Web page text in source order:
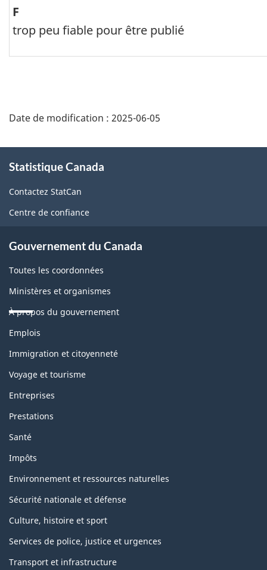
de
rangée)
Pays
/
région
des
(Total,
Canada,
États-
Unis,
calculées
selon
dépenses
en
milliers
de
dollars
(x&1 000)
et
c.v
unités
F
trop peu fiable pour être publié
Date de modification : 2025-06-05
propos
de
ce
Statistique Canada
Contactez StatCan
Centre de confiance
Gouvernement du Canada
Toutes les coordonnées
Ministères et organismes
À propos du gouvernement
Thèmes
sujets
Emplois
Immigration et citoyenneté
Voyage et tourisme
Entreprises
Prestations
Santé
Impôts
Environnement et ressources naturelles
Sécurité nationale et défense
Culture, histoire et sport
Services de police, justice et urgences
Transport et infrastructure